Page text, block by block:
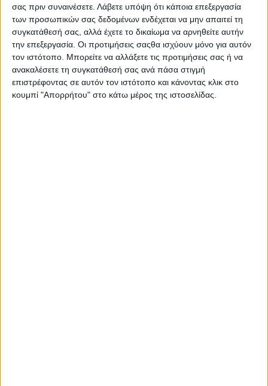
σας πριν συναινέσετε. Λάβετε υπόψη ότι κάποια επεξεργασία
των προσωπικών σας δεδομένων ενδέχεται να μην απαιτεί τη
συγκατάθεσή σας, αλλά έχετε το δικαίωμα να αρνηθείτε αυτήν
την επεξεργασία. Οι προτιμήσεις σαςθα ισχύουν μόνο για αυτόν
τον ιστότοπο. Μπορείτε να αλλάξετε τις προτιμήσεις σας ή να
ανακαλέσετε τη συγκατάθεσή σας ανά πάσα στιγμή
επιστρέφοντας σε αυτόν τον ιστότοπο και κάνοντας κλικ στο
κουμπί "Απορρήτου" στο κάτω μέρος της ιστοσελίδας.